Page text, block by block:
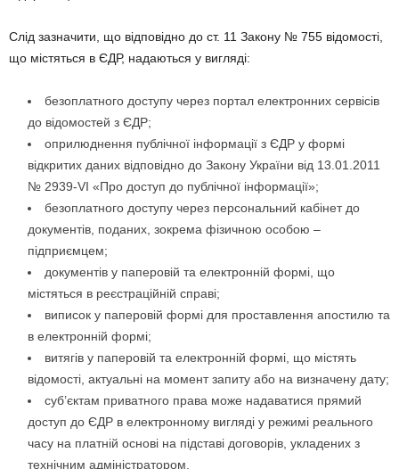
Слід зазначити, що відповідно до ст. 11 Закону № 755 відомості,
що містяться в ЄДР, надаються у вигляді:
безоплатного доступу через портал електронних сервісів
до відомостей з ЄДР;
оприлюднення публічної інформації з ЄДР у формі
відкритих даних відповідно до Закону України від 13.01.2011
№ 2939-VI «Про доступ до публічної інформації»;
безоплатного доступу через персональний кабінет до
документів, поданих, зокрема фізичною особою –
підприємцем;
документів у паперовій та електронній формі, що
містяться в реєстраційній справі;
виписок у паперовій формі для проставлення апостилю та
в електронній формі;
витягів у паперовій та електронній формі, що містять
відомості, актуальні на момент запиту або на визначену дату;
суб’єктам приватного права може надаватися прямий
доступ до ЄДР в електронному вигляді у режимі реального
часу на платній основі на підставі договорів, укладених з
технічним адміністратором.